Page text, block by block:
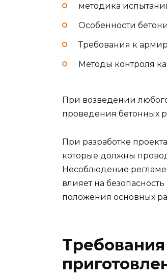
методика
Особенности
Требования к
Методы контроля
При возведении
проведения бетонных
При разработке
которые должны
Несоблюдение
влияет на
положения основных